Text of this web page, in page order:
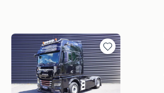
Bewaren
in
Mijn
Favorieten